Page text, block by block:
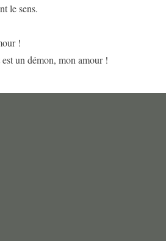
le sens.
!
un démon, mon amour !